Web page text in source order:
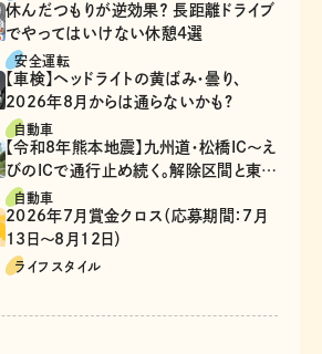
休んだつもりが逆効果？ 長距離ドライブ
でやってはいけない休憩4選
安全運転
【車検】ヘッドライトの黄ばみ・曇り、
2026年8月からは通らないかも?
自動車
【令和8年熊本地震】九州道・松橋IC～え
びのICで通行止め続く。解除区間と東九
州道の迂回ルート
自動車
2026年7月賞金クロス（応募期間：7月
13日～8月12日）
ライフスタイル